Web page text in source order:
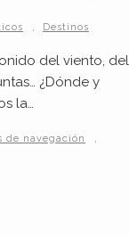
, Destinos
del viento, del
¿Dónde y
la…
de navegación ,